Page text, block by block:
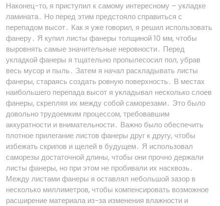
Наконец-то, я приступил к самому интересному – укладке
ламината․ Но перед этим предстояло справиться с
перепадом высот․ Как я уже говорил, я решил использовать
фанеру․ Я купил листы фанеры толщиной 10 мм, чтобы
выровнять самые значительные неровности․ Перед
укладкой фанеры я тщательно пропылесосил пол, убрав
весь мусор и пыль․ Затем я начал раскладывать листы
фанеры, стараясь создать ровную поверхность․ В местах
наибольшего перепада высот я укладывал несколько слоев
фанеры, скрепляя их между собой саморезами․ Это было
довольно трудоемким процессом, требовавшим
аккуратности и внимательности․ Важно было обеспечить
плотное прилегание листов фанеры друг к другу, чтобы
избежать скрипов и щелей в будущем․ Я использовал
саморезы достаточной длины, чтобы они прочно держали
листы фанеры, но при этом не пробивали их насквозь․
Между листами фанеры я оставлял небольшой зазор в
несколько миллиметров, чтобы компенсировать возможное
расширение материала из-за изменения влажности и